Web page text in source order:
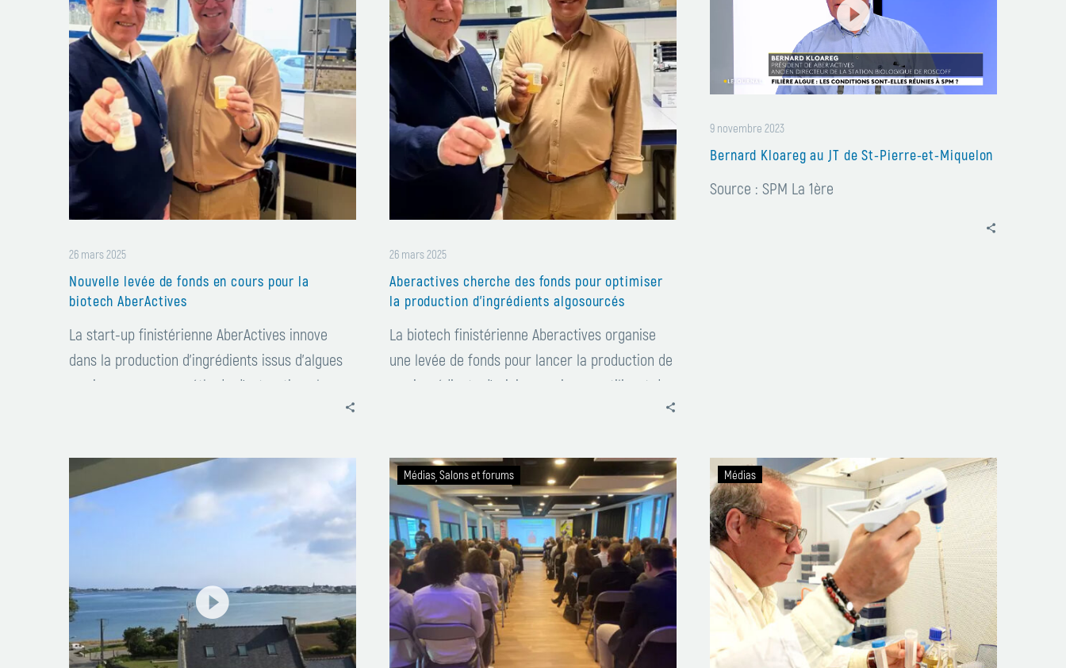
fonds
en
cours
pour
biotech
AberActives
26 mars 2025
Nouvelle levée de fonds en cours pour la
biotech AberActives
La start-up finistérienne AberActives innove
dans la production d’ingrédients issus d’algues
marines, avec une méthode d’extraction plus
fonds
pour
optimiser
la
production
d’ingrédients
algosourcés
26 mars 2025
Aberactives cherche des fonds pour optimiser
la production d’ingrédients algosourcés
La biotech finistérienne Aberactives organise
une levée de fonds pour lancer la production de
ses ingrédients d’origine marine, en utilisant des
environnemental…
JT
de
St-
Pierre-
Miquelon
9 novembre 2023
Bernard Kloareg au JT de St-Pierre-et-Miquelon
Source : SPM La 1ère
d’AberActives
OUEST
Forum
des
Jeunes
Pousses
Médias Salons et forums
Un
Québécois
à
Roscoff
Médias